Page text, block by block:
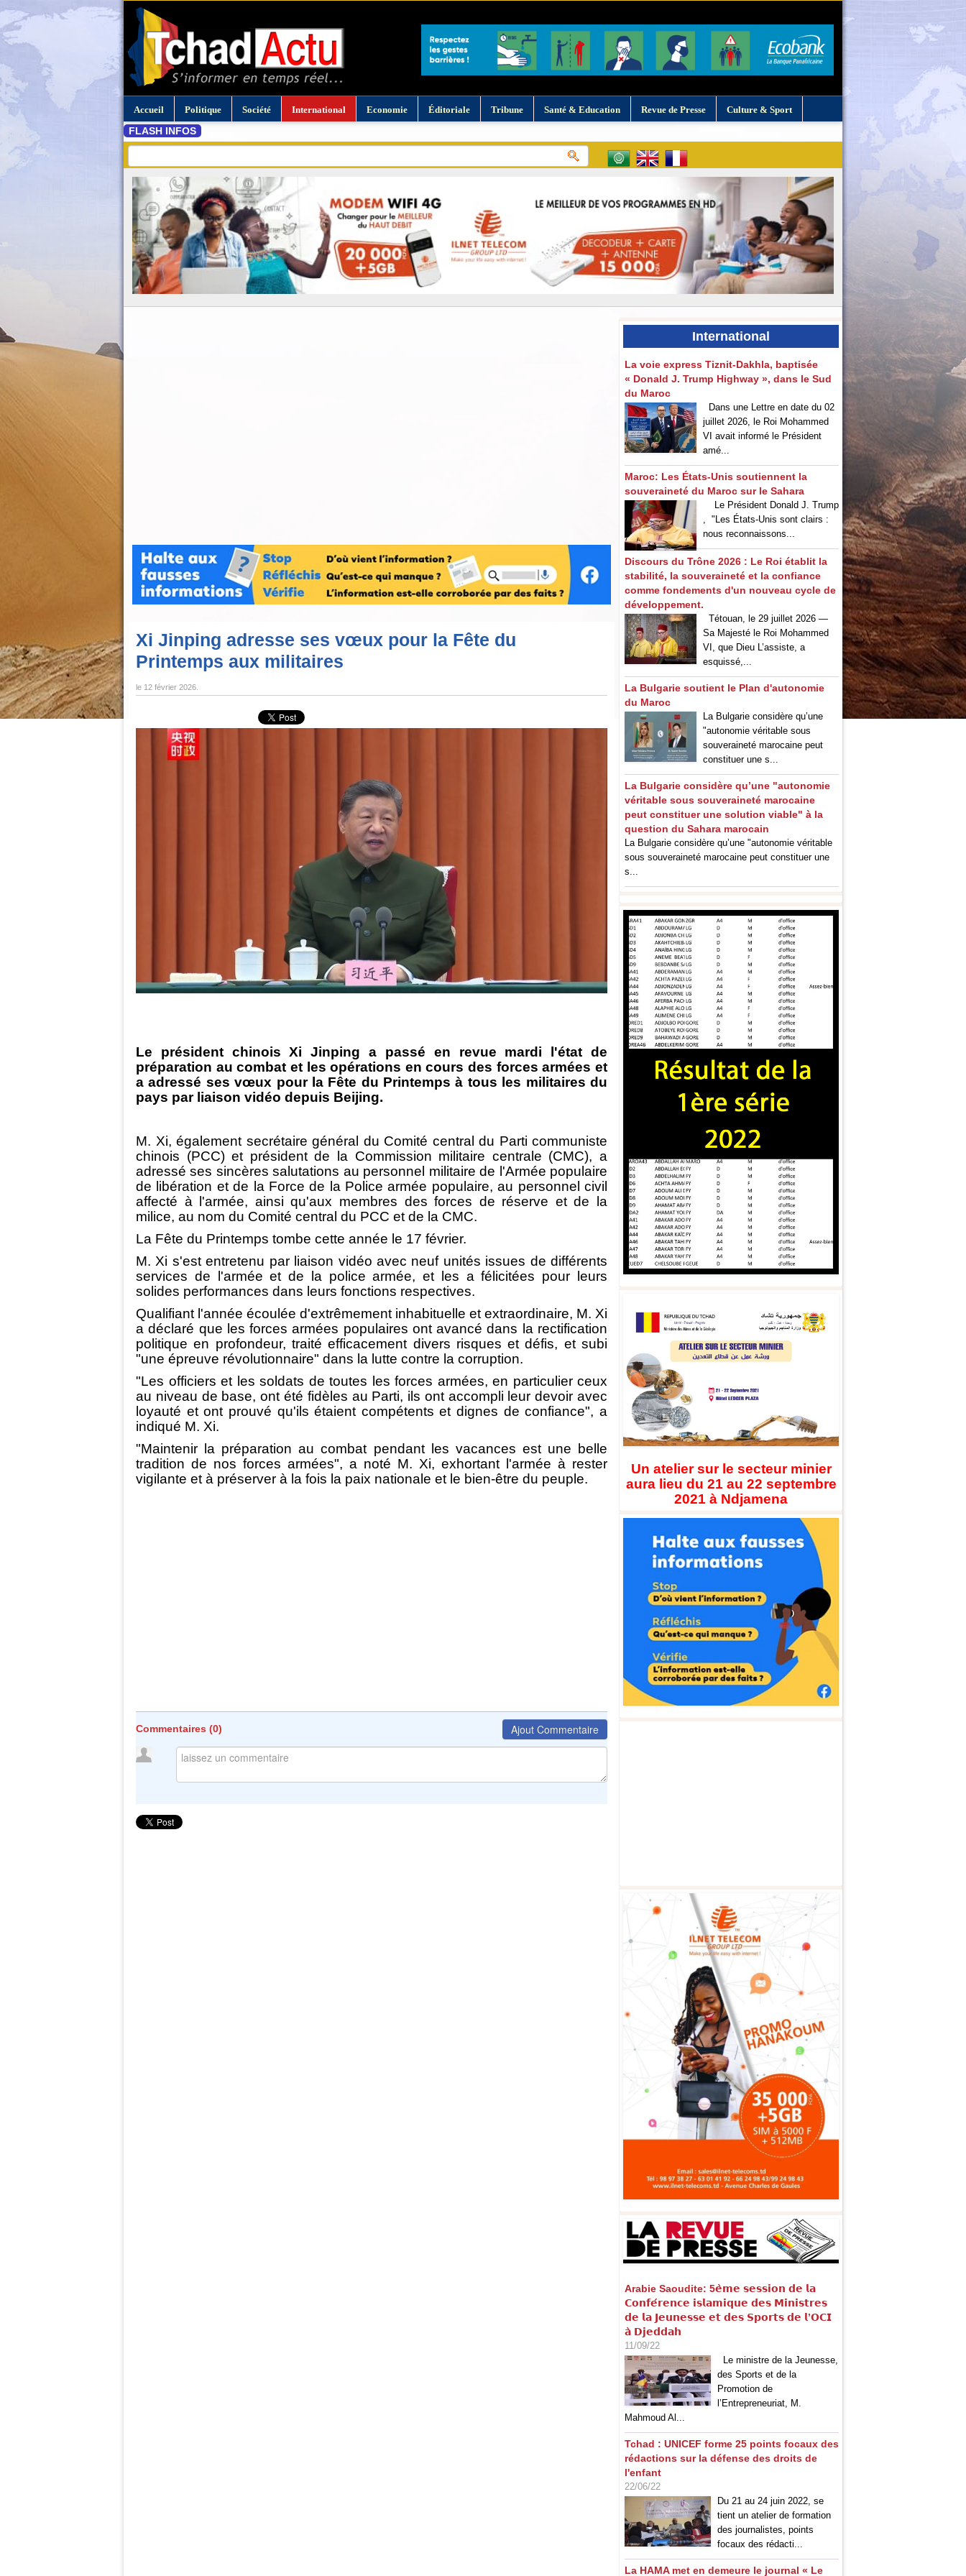
Accueil Politique Société International Economie Éditoriale Tribune Santé & Education Revue de Presse Culture & Sport
FLASH INFOS
Xi Jinping adresse ses vœux pour la Fête du
Printemps aux militaires
le 12 février 2026
Le président chinois Xi Jinping a passé en revue mardi l'état de
préparation au combat et les opérations en cours des forces armées et
a adressé ses vœux pour la Fête du Printemps à tous les militaires du
pays par liaison vidéo depuis Beijing.
M. Xi, également secrétaire général du Comité central du Parti communiste
chinois (PCC) et président de la Commission militaire centrale (CMC), a
adressé ses sincères salutations au personnel militaire de l'Armée populaire
de libération et de la Force de la Police armée populaire, au personnel civil
affecté à l'armée, ainsi qu'aux membres des forces de réserve et de la
milice, au nom du Comité central du PCC et de la CMC.
La Fête du Printemps tombe cette année le 17 février.
M. Xi s'est entretenu par liaison vidéo avec neuf unités issues de différents
services de l'armée et de la police armée, et les a félicitées pour leurs
solides performances dans leurs fonctions respectives.
Qualifiant l'année écoulée d'extrêmement inhabituelle et extraordinaire, M. Xi
a déclaré que les forces armées populaires ont avancé dans la rectification
politique en profondeur, traité efficacement divers risques et défis, et subi
"une épreuve révolutionnaire" dans la lutte contre la corruption.
"Les officiers et les soldats de toutes les forces armées, en particulier ceux
au niveau de base, ont été fidèles au Parti, ils ont accompli leur devoir avec
loyauté et ont prouvé qu'ils étaient compétents et dignes de confiance", a
indiqué M. Xi.
"Maintenir la préparation au combat pendant les vacances est une belle
tradition de nos forces armées", a noté M. Xi, exhortant l'armée à rester
vigilante et à préserver à la fois la paix nationale et le bien-être du peuple.
Commentaires (0) Ajout Commentaire
International
La voie express Tiznit-Dakhla, baptisée
« Donald J. Trump Highway », dans le Sud
du Maroc
Dans une Lettre en date du 02
juillet 2026, le Roi Mohammed
VI avait informé le Président
amé...
Maroc: Les États-Unis soutiennent la
souveraineté du Maroc sur le Sahara
Le Président Donald J. Trump
, "Les États-Unis sont clairs :
nous reconnaissons...
Discours du Trône 2026 : Le Roi établit la
stabilité, la souveraineté et la confiance
comme fondements d'un nouveau cycle de
développement.
Tétouan, le 29 juillet 2026 —
Sa Majesté le Roi Mohammed
VI, que Dieu L’assiste, a
esquissé,...
La Bulgarie soutient le Plan d'autonomie
du Maroc
La Bulgarie considère qu’une
"autonomie véritable sous
souveraineté marocaine peut
constituer une s...
La Bulgarie considère qu’une "autonomie
véritable sous souveraineté marocaine
peut constituer une solution viable" à la
question du Sahara marocain
La Bulgarie considère qu’une "autonomie véritable
sous souveraineté marocaine peut constituer une
s...
Un atelier sur le secteur minier
aura lieu du 21 au 22 septembre
2021 à Ndjamena
Arabie Saoudite: 5𝗲̀𝗺𝗲 𝘀𝗲𝘀𝘀𝗶𝗼𝗻 𝗱𝗲 𝗹𝗮
𝗖𝗼𝗻𝗳𝗲́𝗿𝗲𝗻𝗰𝗲 𝗶𝘀𝗹𝗮𝗺𝗶𝗾𝘂𝗲 𝗱𝗲𝘀 𝗠𝗶𝗻𝗶𝘀𝘁𝗿𝗲𝘀
𝗱𝗲 𝗹𝗮 𝗝𝗲𝘂𝗻𝗲𝘀𝘀𝗲 𝗲𝘁 𝗱𝗲𝘀 𝗦𝗽𝗼𝗿𝘁𝘀 𝗱𝗲 𝗹’𝗢𝗖𝗜
𝗮̀ 𝗗𝗷𝗲𝗱𝗱𝗮𝗵
11/09/22
Le ministre de la Jeunesse,
des Sports et de la
Promotion de
l’Entrepreneuriat, M.
Mahmoud Al...
Tchad : UNICEF forme 25 points focaux des
rédactions sur la défense des droits de
l'enfant
22/06/22
Du 21 au 24 juin 2022, se
tient un atelier de formation
des journalistes, points
focaux des rédacti...
La HAMA met en demeure le journal « Le